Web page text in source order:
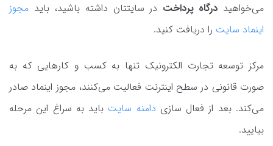
می‌خواهید درگاه پرداخت در سایتتان داشته باشید، باید مجوز
اینماد سایت را دریافت کنید.
مرکز توسعه تجارت الکترونیک تنها به کسب و کارهایی که به
صورت قانونی در سطح اینترنت فعالیت می‌کنند، مجوز اینماد صادر
می‌کند. بعد از فعال سازی دامنه سایت باید به سراغ این مرحله
بیایید.